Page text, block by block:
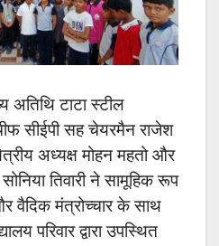
अतिथि टाटा स्टील
सीईपी सह चेयरमैन राजेश
अध्यक्ष मोहन महतो और
सोनिया तिवारी ने सामूहिक रूप
वैदिक मंत्रोच्चार के साथ
परिवार द्वारा उपस्थित